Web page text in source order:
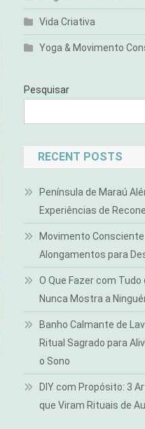
Vida Criativa
Yoga & Movimento
Pesquisar
RECENT POSTS
Península de Maraú
Experiências de
Movimento Consciente
Alongamentos para
O Que Fazer com Tudo
Nunca Mostra a
Banho Calmante de
Ritual Sagrado para
o Sono
DIY com Propósito: 3
que Viram Rituais de